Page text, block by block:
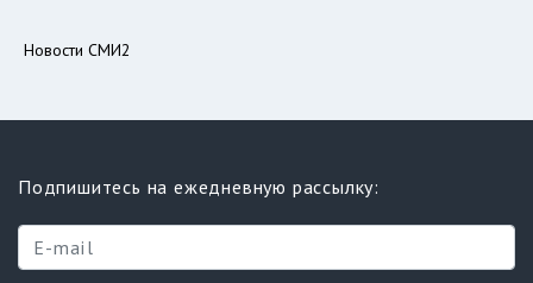
Новости СМИ2
Подпишитесь на ежедневную рассылку: